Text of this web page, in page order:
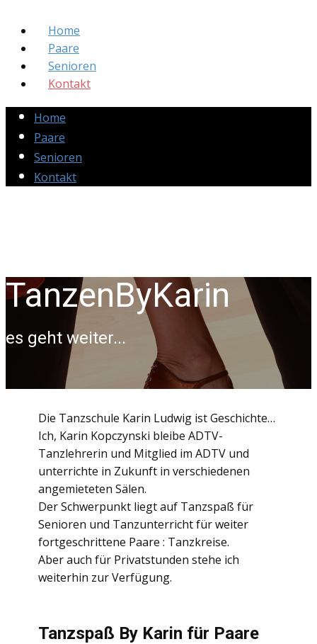
Home
Paare
Senioren
Kontakt
Home
Paare
Senioren
Kontakt
TanzenByKarin
es geht weiter...
Die Tanzschule Karin Ludwig ist Geschichte…
Ich, Karin Kopczynski bleibe ADTV-
Tanzlehrerin und Mitglied im ADTV und
unterrichte in Zukunft in verschiedenen
angemieteten Sälen.
Der Schwerpunkt liegt auf Tanzspaß für
Senioren und Tanzunterricht für weiter
fortgeschrittene Paare : Tanzkreise.
Aber auch für Privatstunden stehe ich
weiterhin zur Verfügung.
Tanzspaß By Karin für Paare